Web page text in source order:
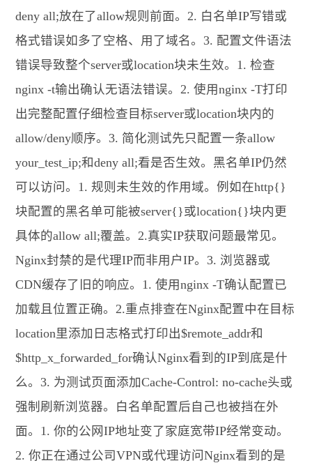
deny all;放在了allow规则前面。2. 白名单IP写错或
格式错误如多了空格、用了域名。3. 配置文件语法
错误导致整个server或location块未生效。1. 检查
nginx -t输出确认无语法错误。2. 使用nginx -T打印
出完整配置仔细检查目标server或location块内的
allow/deny顺序。3. 简化测试先只配置一条allow
your_test_ip;和deny all;看是否生效。黑名单IP仍然
可以访问。1. 规则未生效的作用域。例如在http{}
块配置的黑名单可能被server{}或location{}块内更
具体的allow all;覆盖。2.真实IP获取问题最常见。
Nginx封禁的是代理IP而非用户IP。3. 浏览器或
CDN缓存了旧的响应。1. 使用nginx -T确认配置已
加载且位置正确。2.重点排查在Nginx配置中在目标
location里添加日志格式打印出$remote_addr和
$http_x_forwarded_for确认Nginx看到的IP到底是什
么。3. 为测试页面添加Cache-Control: no-cache头或
强制刷新浏览器。白名单配置后自己也被挡在外
面。1. 你的公网IP地址变了家庭宽带IP经常变动。
2. 你正在通过公司VPN或代理访问Nginx看到的是